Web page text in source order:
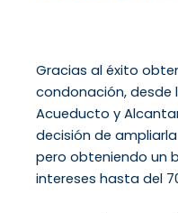
Gracias al éxito
condonación, desde
Acueducto y
decisión de
pero obteniendo un
intereses hasta del